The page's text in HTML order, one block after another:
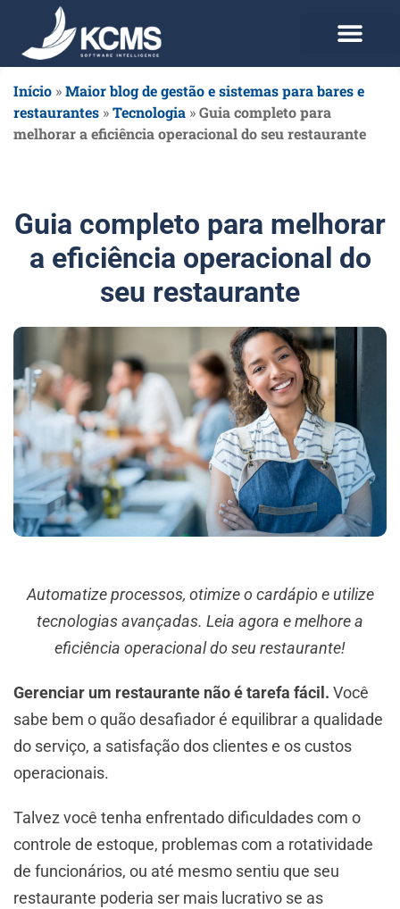
Início »Maior blog de gestão e sistemas para bares e
restaurantes »Tecnologia »Guia completo para
melhorar a eficiência operacional do seu restaurante
Guia completo para melhorar
a eficiência operacional do
seu restaurante
Automatize processos, otimize o cardápio e utilize
tecnologias avançadas. Leia agora e melhore a
eficiência operacional do seu restaurante!
Gerenciar um restaurante não é tarefa fácil. Você
sabe bem o quão desafiador é equilibrar a qualidade
do serviço, a satisfação dos clientes e os custos
operacionais.
Talvez você tenha enfrentado dificuldades com o
controle de estoque, problemas com a rotatividade
de funcionários, ou até mesmo sentiu que seu
restaurante poderia ser mais lucrativo se as